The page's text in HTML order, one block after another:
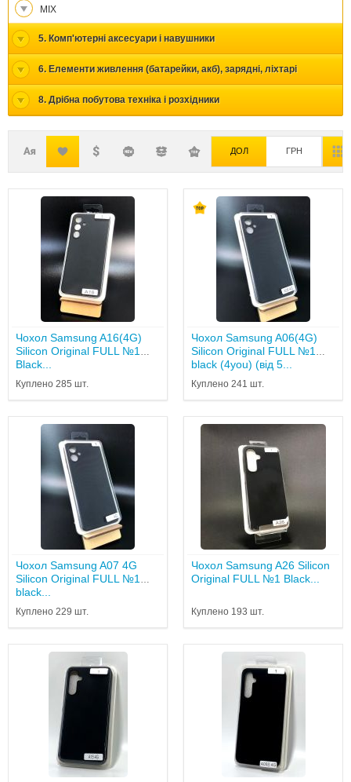
MIX
5. Комп'ютерні аксесуари і навушники
6. Елементи живлення (батарейки, акб), зарядні, ліхтарі
8. Дрібна побутова техніка і розхідники
ДОЛ ГРН
Чохол Samsung A16(4G)
Silicon Original FULL №1
Black...
Куплено 285 шт.
Чохол Samsung A06(4G)
Silicon Original FULL №1
black (4you) (від 5...
Куплено 241 шт.
Чохол Samsung A07 4G
Silicon Original FULL №1
black...
Куплено 229 шт.
Чохол Samsung A26 Silicon
Original FULL №1 Black...
Куплено 193 шт.